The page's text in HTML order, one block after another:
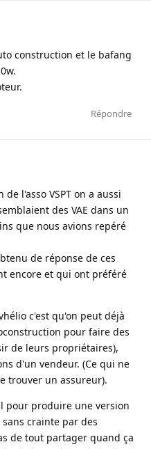
construction et le bafang
Répondre
l'asso VSPT on a aussi
des VAE dans un
que nous avions repéré
de réponse de ces
encore et qui ont préféré
c'est qu'on peut déjà
pour faire des
de leurs propriétaires),
d'un vendeur. (Ce qui ne
trouver un assureur).
pour produire une version
crainte par des
de tout partager quand ça